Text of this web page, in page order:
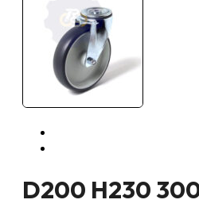
D200 H230